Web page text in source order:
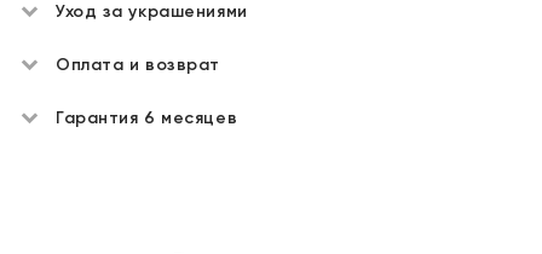
Уход за украшениями
Оплата и возврат
Гарантия 6 месяцев